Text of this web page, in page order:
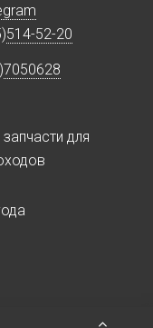
514-52-20
7050628
для